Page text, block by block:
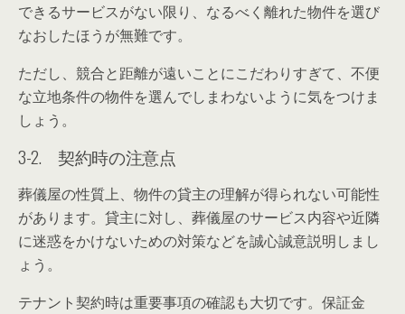
できるサービスがない限り、なるべく離れた物件を選び
なおしたほうが無難です。
ただし、競合と距離が遠いことにこだわりすぎて、不便
な立地条件の物件を選んでしまわないように気をつけま
しょう。
3-2. 契約時の注意点
葬儀屋の性質上、物件の貸主の理解が得られない可能性
があります。貸主に対し、葬儀屋のサービス内容や近隣
に迷惑をかけないための対策などを誠心誠意説明しまし
ょう。
テナント契約時は重要事項の確認も大切です。保証金